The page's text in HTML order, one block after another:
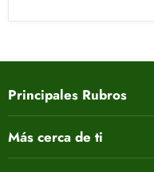
Principales Rubros
Más cerca de ti